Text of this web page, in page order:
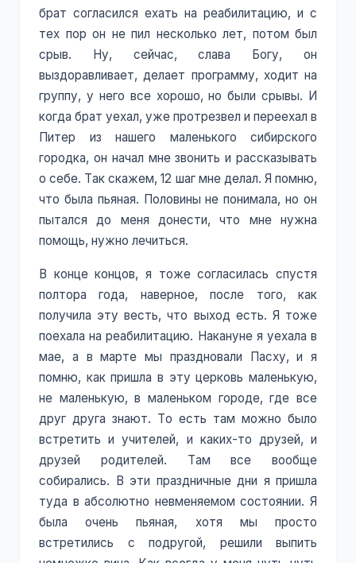
брат согласился ехать на реабилитацию, и с
тех пор он не пил несколько лет, потом был
срыв. Ну, сейчас, слава Богу, он
выздоравливает, делает программу, ходит на
группу, у него все хорошо, но были срывы. И
когда брат уехал, уже протрезвел и переехал в
Питер из нашего маленького сибирского
городка, он начал мне звонить и рассказывать
о себе. Так скажем, 12 шаг мне делал. Я помню,
что была пьяная. Половины не понимала, но он
пытался до меня донести, что мне нужна
помощь, нужно лечиться.
В конце концов, я тоже согласилась спустя
полтора года, наверное, после того, как
получила эту весть, что выход есть. Я тоже
поехала на реабилитацию. Накануне я уехала в
мае, а в марте мы праздновали Пасху, и я
помню, как пришла в эту церковь маленькую,
не маленькую, в маленьком городе, где все
друг друга знают. То есть там можно было
встретить и учителей, и каких-то друзей, и
друзей родителей. Там все вообще
собирались. В эти праздничные дни я пришла
туда в абсолютно невменяемом состоянии. Я
была очень пьяная, хотя мы просто
встретились с подругой, решили выпить